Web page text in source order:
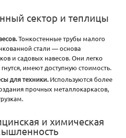
сектор и теплицы
Тонкостенные трубы малого
стали — основа
и садовых навесов. Они легко
имеют доступную стоимость.
для техники. Используются более
прочных металлокаркасов,
и химическая